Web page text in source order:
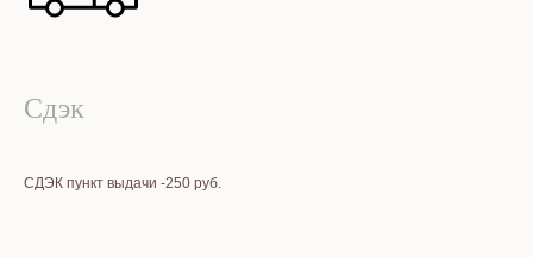
Сдэк
СДЭК пункт выдачи -250 руб.